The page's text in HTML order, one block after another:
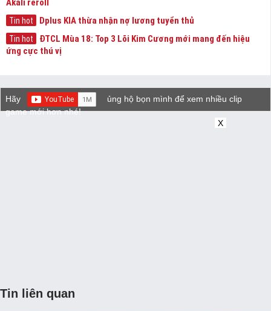
Akali reroll
Tin hot Dplus KIA thừa nhận nợ lương tuyển thủ
Tin hot
ĐTCL Mùa 18: Top 3 Lõi Kim Cương mới mang đến hiệu
ứng cực thú vị
Hãy
ủng hộ bọn mình để xem nhiều clip
game mới hơn nhé!
X
Tin liên quan